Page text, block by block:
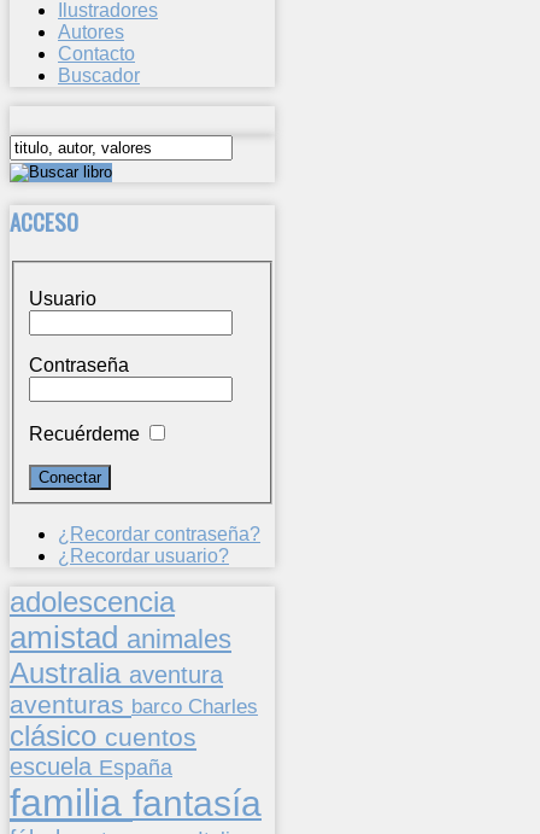
Ilustradores
Autores
Contacto
Buscador
ACCESO
Usuario
Contraseña
Recuérdeme
¿Recordar contraseña?
¿Recordar usuario?
adolescencia
amistad animales
Australia aventura
aventuras barco Charles
clásico cuentos
escuela España
familia fantasía